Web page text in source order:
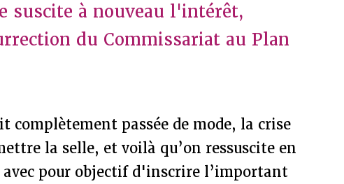
suscite à nouveau l'intérêt,
du Commissariat au Plan
passée de mode, la crise
la selle, et voilà qu’on ressuscite en
pour objectif d'inscrire l’important